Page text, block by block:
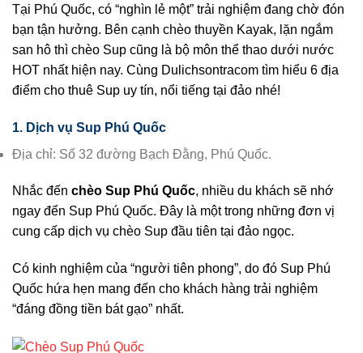
Tại Phú Quốc, có “nghìn lẻ một” trải nghiệm đang chờ đón
bạn tận hưởng. Bên cạnh chèo thuyền Kayak, lặn ngắm
san hô thì chèo Sup cũng là bộ môn thể thao dưới nước
HOT nhất hiện nay. Cùng Dulichsontracom tìm hiểu 6 địa
điểm cho thuê Sup uy tín, nổi tiếng tại đảo nhé!
1. Dịch vụ Sup Phú Quốc
Địa chỉ: Số 32 đường Bạch Đằng, Phú Quốc.
Nhắc đến chèo Sup Phú Quốc, nhiều du khách sẽ nhớ
ngay đến Sup Phú Quốc. Đây là một trong những đơn vị
cung cấp dịch vụ chèo Sup đầu tiên tại đảo ngọc.
Có kinh nghiệm của “người tiên phong”, do đó Sup Phú
Quốc hứa hẹn mang đến cho khách hàng trải nghiệm
“đáng đồng tiền bát gạo” nhất.